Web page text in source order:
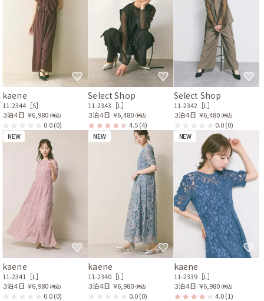
kaene
11-2344［S］
３泊４日 ￥6,980 (税込)
0.0(0)
Select Shop
11-2343［L］
３泊４日 ￥6,480 (税込)
4.5(4)
Select Shop
11-2342［L］
３泊４日 ￥6,480 (税込)
0.0(0)
NEW
kaene
11-2341［L］
３泊４日 ￥6,980 (税込)
0.0(0)
NEW
kaene
11-2340［L］
３泊４日 ￥6,980 (税込)
0.0(0)
NEW
kaene
11-2339［L］
３泊４日 ￥6,980 (税込)
4.0(1)